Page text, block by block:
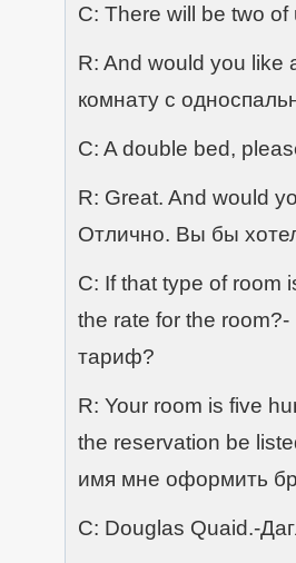
C: There will be two
R: And would you like
комнату с
C: A double bed,
R: Great. And would
Отлично. Вы бы
C: If that type of room
the rate for the
тариф?
R: Your room is five
the reservation be
имя мне оформить
C: Douglas Quaid.-